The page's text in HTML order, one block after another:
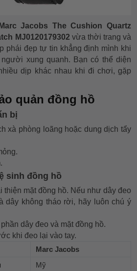
Marc Jacobs The Cushion Quartz
MJ0120179302 vừa thời trang và
phái đẹp tự tin khẳng định mình khi
xung quanh. Bạn có thể diện
dịp khác nhau khi đi chơi, gặp
quản đồng hồ
bị
xà phòng loãng hoặc dung dịch tẩy
sinh đồng hồ
thiện mặt đồng hồ. Nếu như dây đeo
dây không tháo rời, hãy luôn chú ý
dây đeo và mặt đồng hồ.
khi đeo lại vào tay.
Marc Jacobs
Mỹ